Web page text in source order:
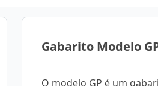
Gabarito Modelo
O modelo GP é um